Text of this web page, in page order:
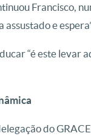
Francisco,
e
“é este levar
do